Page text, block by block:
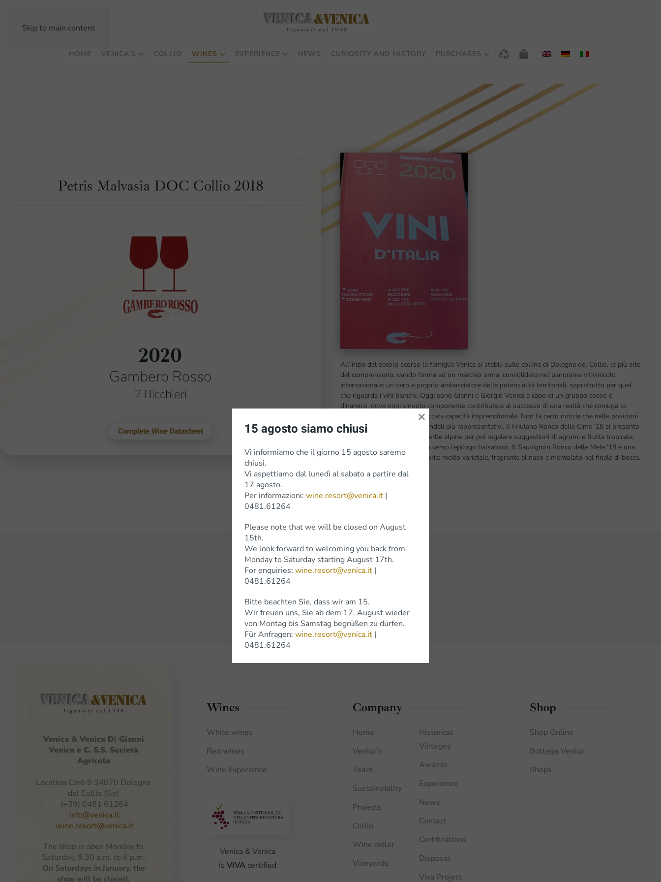
Skip to main content
HOME VENICA'S COLLIO WINES EXPERIENCE NEWS CURIOSITY AND HISTORY PURCHASES
Petris Malvasia DOC Collio 2018
2020
Gambero Rosso
2 Bicchieri
Complete Wine Datasheet
All’inizio del secolo scorso la famiglia Venica si stabili sulle colline di Dolegna del Collio, le più alte
del comprensorio, dando forma ad un marchio ormai consolidato nel panorama vitivinicolo
internazionale: un vero e proprio ambasciatore delle potenzialità territoriali, soprattutto per quel
che riguarda i vini bianchi. Oggi sono Gianni e Giorgio Venica a capo di un gruppo coeso e
dinamico, dove ogni singolo componente contribuisce al successo di una realtà che coniuga lo
spirito contadino con una spiccata capacità imprenditoriale. Non fa certo notizia che nelle posizioni
di vertice si piazzino i vini aziendali più rappresentativi. Il Friulano Ronco delle Cime ’18 si presenta
con raffinati sbuffi di fiori ed erbe alpine per poi regalare suggestioni di agrumi e frutta tropicale,
che accompagnano l’assaggio verso l’epilogo balsamico. Il Sauvignon Ronco delle Mele ’18 è una
pietra miliare nella sua categoria: molto varietale, fragrante al naso e mentolato nel finale di bocca.
See all awards
Previous Next
Venica & Venica Di Gianni
Venica e C. S.S. Società
Agricola
Location Cerò 8 34070 Dolegna
del Collio (Go)
(+39) 0481 61264
info@venica.it
wine.resort@venica.it
The shop is open Monday to
Saturday, 9.30 a.m. to 6 p.m.
On Saturdays in January, the
shop will be closed.
Wines
White wines
Red wines
Wine Experience
Venica & Venica
isVIVA certified
Company
Home
Venica's
Team
Sustainability
Projects
Collio
Wine cellar
Vineyards
Historical
Vintages
Awards
Experience
News
Contact
Certifications
Disposal
Viva Project
Shop
Shop Online
Bottega Venica
Shops
15 agosto siamo chiusi
Vi informiamo che il giorno 15 agosto saremo
chiusi.
Vi aspettiamo dal lunedì al sabato a partire dal
17 agosto.
Per informazioni: wine.resort@venica.it |
0481.61264
Please note that we will be closed on August
15th.
We look forward to welcoming you back from
Monday to Saturday starting August 17th.
For enquiries: wine.resort@venica.it |
0481.61264
Bitte beachten Sie, dass wir am 15.
Wir freuen uns, Sie ab dem 17. August wieder
von Montag bis Samstag begrüßen zu dürfen.
Für Anfragen: wine.resort@venica.it |
0481.61264
×